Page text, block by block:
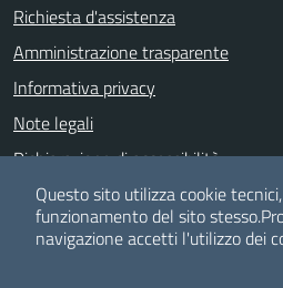
Richiesta d'assistenza
Amministrazione trasparente
Informativa privacy
Note legali
Dichiarazione di accessibilità
Albo pretorio
Questo sito utilizza cookie
funzionamento del sito stesso.
navigazione accetti l'utilizzo dei